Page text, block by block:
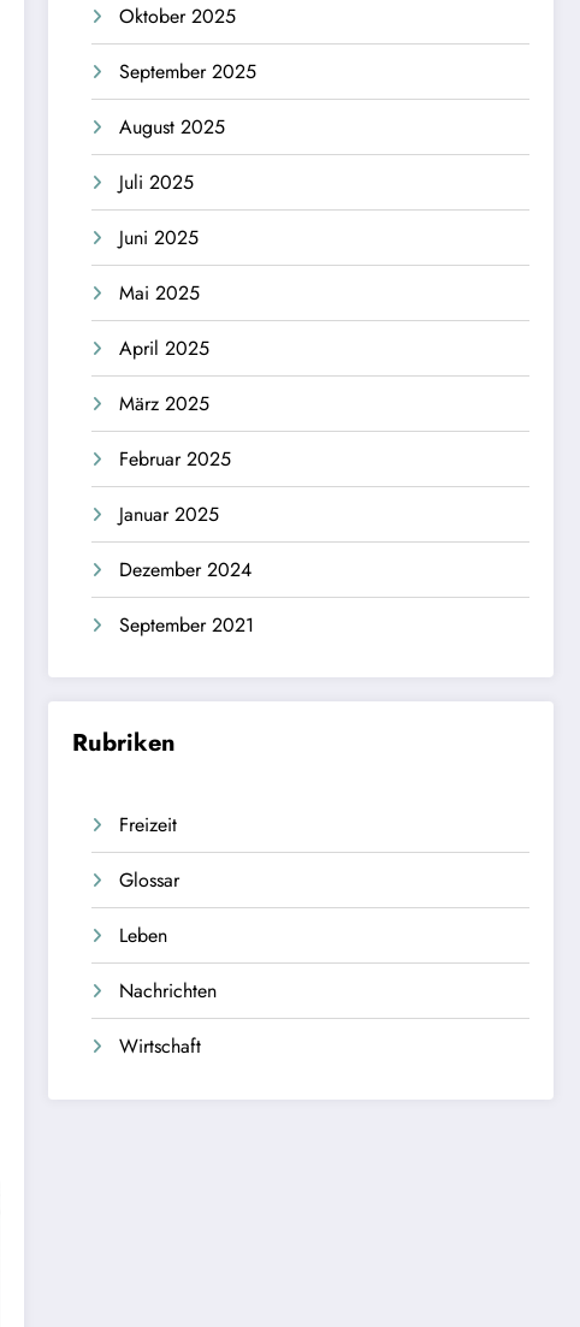
Oktober 2025
September 2025
August 2025
Juli 2025
Juni 2025
Mai 2025
April 2025
März 2025
Februar 2025
Januar 2025
Dezember 2024
September 2021
Rubriken
Freizeit
Glossar
Leben
Nachrichten
Wirtschaft